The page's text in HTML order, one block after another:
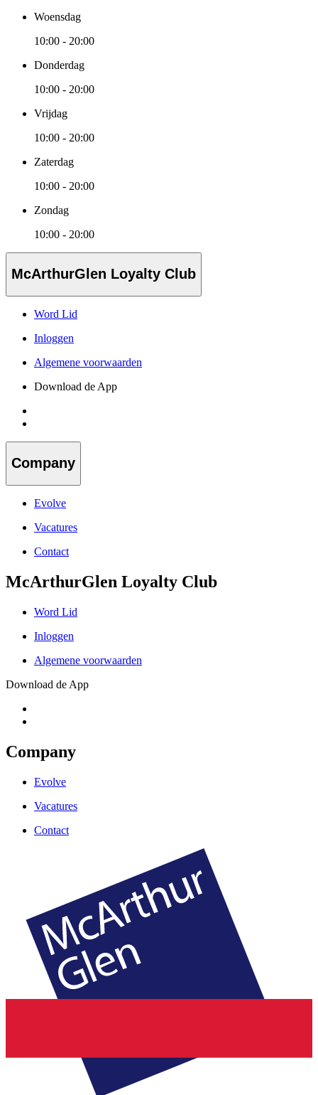
Woensdag
10:00 - 20:00
Donderdag
10:00 - 20:00
Vrijdag
10:00 - 20:00
Zaterdag
10:00 - 20:00
Zondag
10:00 - 20:00
McArthurGlen Loyalty Club
Word Lid
Inloggen
Algemene voorwaarden
Download de App
Company
Evolve
Vacatures
Contact
McArthurGlen Loyalty Club
Word Lid
Inloggen
Algemene voorwaarden
Download de App
Company
Evolve
Vacatures
Contact